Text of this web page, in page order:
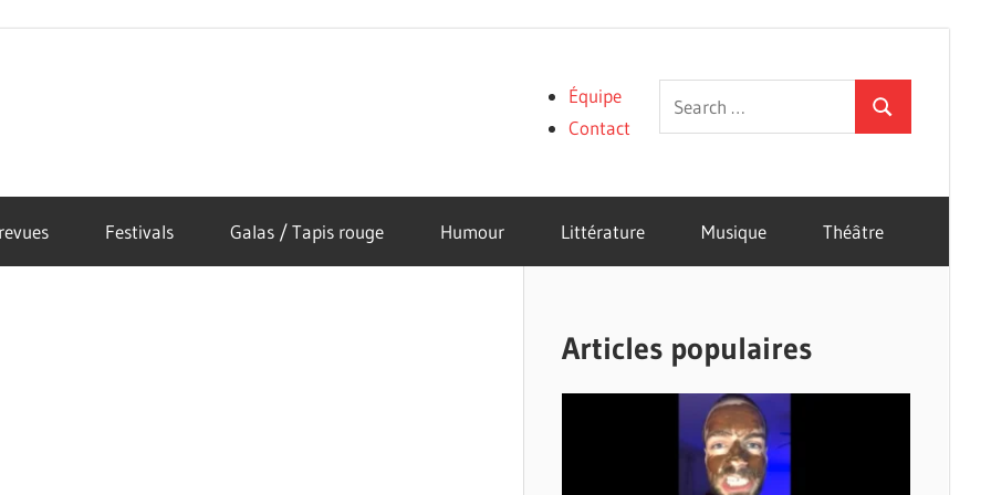
Search
for:
Search
Équipe
Contact
Festivals Galas / Tapis rouge Humour Littérature Musique Théâtre
Articles populaires